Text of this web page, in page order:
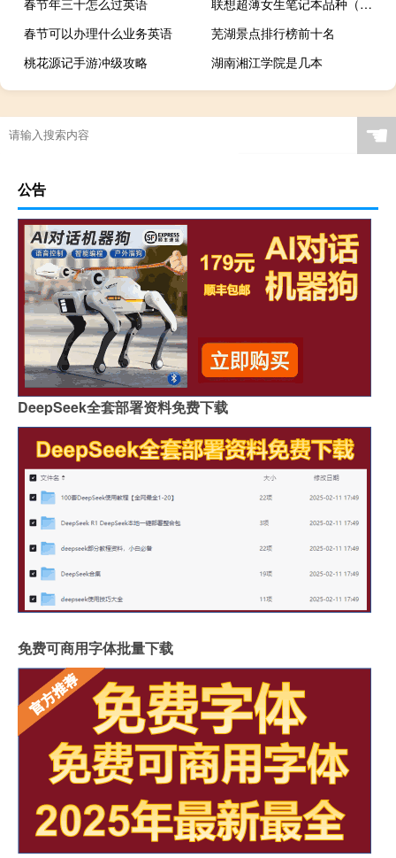
春节可以办理什么业务英语
芜湖景点排行榜前十名
桃花源记手游冲级攻略
湖南湘江学院是几本
☚
公告
DeepSeek全套部署资料免费下载
免费可商用字体批量下载